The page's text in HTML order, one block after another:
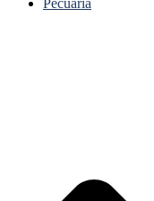
Pecuária